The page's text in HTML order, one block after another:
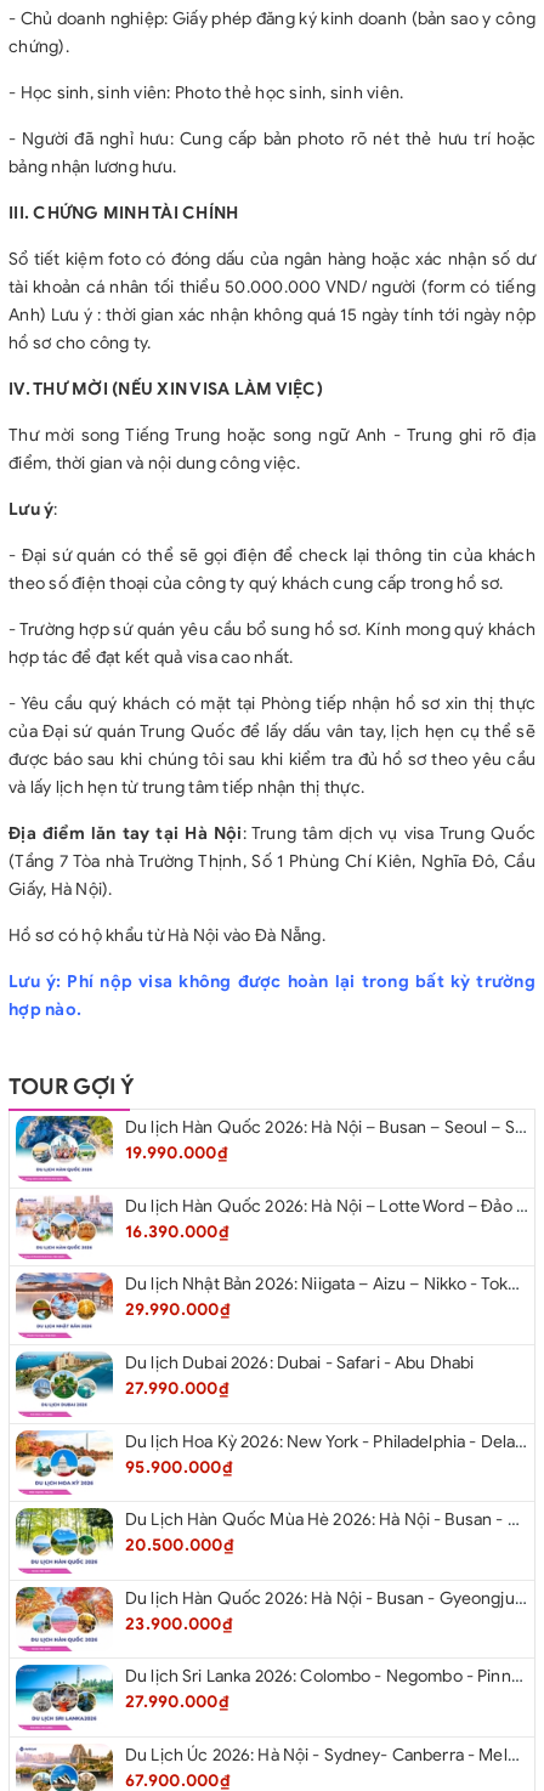
- Chủ doanh nghiệp: Giấy phép đăng ký kinh doanh (bản sao y công
chứng).
- Học sinh, sinh viên: Photo thẻ học sinh, sinh viên.
- Người đã nghỉ hưu: Cung cấp bản photo rõ nét thẻ hưu trí hoặc
bảng nhận lương hưu.
III. CHỨNG MINH TÀI CHÍNH
Sổ tiết kiệm foto có đóng dấu của ngân hàng hoặc xác nhận số dư
tài khoản cá nhân tối thiểu 50.000.000 VND/ người (form có tiếng
Anh) Lưu ý : thời gian xác nhận không quá 15 ngày tính tới ngày nộp
hồ sơ cho công ty.
IV. THƯ MỜI (NẾU XIN VISA LÀM VIỆC)
Thư mời song Tiếng Trung hoặc song ngữ Anh - Trung ghi rõ địa
điểm, thời gian và nội dung công việc.
Lưu ý:
- Đại sứ quán có thể sẽ gọi điện để check lại thông tin của khách
theo số điện thoại của công ty quý khách cung cấp trong hồ sơ.
- Trường hợp sứ quán yêu cầu bổ sung hồ sơ. Kính mong quý khách
hợp tác để đạt kết quả visa cao nhất.
- Yêu cầu quý khách có mặt tại Phòng tiếp nhận hồ sơ xin thị thực
của Đại sứ quán Trung Quốc để lấy dấu vân tay, lịch hẹn cụ thể sẽ
được báo sau khi chúng tôi sau khi kiểm tra đủ hồ sơ theo yêu cầu
và lấy lịch hẹn từ trung tâm tiếp nhận thị thực.
Địa điểm lăn tay tại Hà Nội: Trung tâm dịch vụ visa Trung Quốc
(Tầng 7 Tòa nhà Trường Thịnh, Số 1 Phùng Chí Kiên, Nghĩa Đô, Cầu
Giấy, Hà Nội).
Hồ sơ có hộ khẩu từ Hà Nội vào Đà Nẵng.
Lưu ý: Phí nộp visa không được hoàn lại trong bất kỳ trường
hợp nào.
TOUR GỢI Ý
Du lịch Hàn Quốc 2026: Hà Nội – Busan – Seoul – Starfiled – Lotte Worf
19.990.000₫
Du lịch Hàn Quốc 2026: Hà Nội – Lotte Word – Đảo Nami – Làng Cổ Hanok Bukchon
16.390.000₫
Du lịch Nhật Bản 2026: Niigata – Aizu – Nikko - Tokyo – Niigata từ Hà Nội
29.990.000₫
Du lịch Dubai 2026: Dubai - Safari - Abu Dhabi
27.990.000₫
Du lịch Hoa Kỳ 2026: New York - Philadelphia - Delaware - Washington D.C. - Las Vegas - Red Rock Canyon - Quận Cam - Santa Monica - Hollywood - San Diego - Los Angeles.
95.900.000₫
Du Lịch Hàn Quốc Mùa Hè 2026: Hà Nội - Busan - Gyeongju - Seoul - Đảo Nami - Tàu Điện Ven Biển Haeundae - Cầu Kính Oryukdo - Làng Văn Hóa Huinnyeoul
20.500.000₫
Du lịch Hàn Quốc 2026: Hà Nội - Busan - Gyeongju - Seoul - Đảo Nami - Tàu Điện Ven Biển Haeundae - Cỏ Hồng Muhly - Làng Văn Hóa Huinnyeoul
23.900.000₫
Du lịch Sri Lanka 2026: Colombo - Negombo - Pinnawala - Kandy - Kalutara - Nuwara - Eliya
27.990.000₫
Du Lịch Úc 2026: Hà Nội - Sydney- Canberra - Melbourne - Hà Nội
67.900.000₫